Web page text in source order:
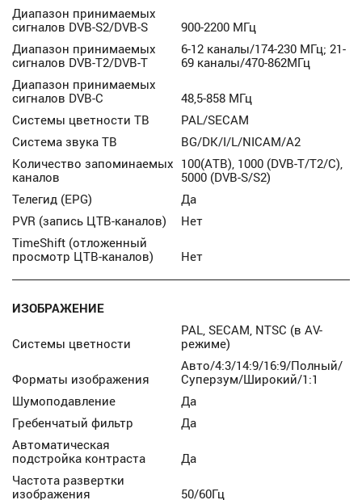
Диапазон принимаемых
сигналов DVB-S2/DVB-S
900-2200 МГц
Диапазон принимаемых
сигналов DVB-T2/DVB-T
6-12 каналы/174-230 МГц; 21-
69 каналы/470-862МГц
Диапазон принимаемых
сигналов DVB-C
48,5-858 МГц
Системы цветности ТВ
PAL/SECAM
Система звука ТВ
BG/DK/I/L/NICAM/A2
Количество запоминаемых
каналов
100(АТВ), 1000 (DVB-T/T2/C),
5000 (DVB-S/S2)
Телегид (EPG)
Да
PVR (запись ЦТВ-каналов)
Нет
TimeShift (отложенный
просмотр ЦТВ-каналов)
Нет
ИЗОБРАЖЕНИЕ
Системы цветности
PAL, SECAM, NTSC (в AV-
режиме)
Форматы изображения
Авто/4:3/14:9/16:9/Полный/
Суперзум/Широкий/1:1
Шумоподавление
Да
Гребенчатый фильтр
Да
Автоматическая
подстройка контраста
Да
Частота развертки
изображения
50/60Гц